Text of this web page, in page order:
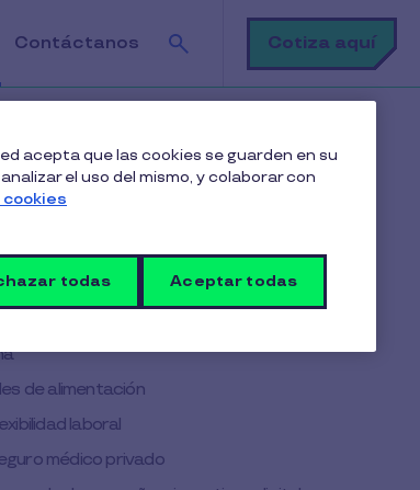
Contáctanos
Buscar
Cotiza aquí
Panamá
en Panamá?
de alimentación
laboral
médico privado
acepta que las cookies se guarden en su
el uso del mismo, y colaborar con
todas Aceptar todas